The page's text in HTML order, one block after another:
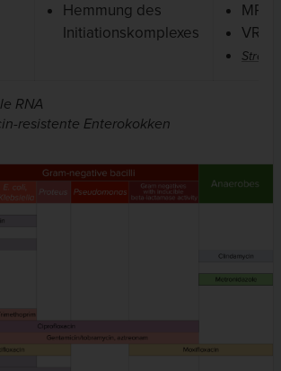
Hemmung des
Initiationskomplexes
MRSA
VRE
RNA
resistente Enterokokken